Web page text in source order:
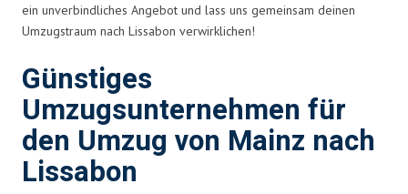
ein unverbindliches Angebot und lass uns gemeinsam deinen
Umzugstraum nach Lissabon verwirklichen!
Günstiges
Umzugsunternehmen für
den Umzug von Mainz nach
Lissabon